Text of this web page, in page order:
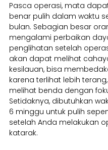
Pasca operasi, mata
benar pulih dalam waktu
bulan. Sebagian besar
mengalami perbaikan
penglihatan setelah
akan dapat melihat
kesilauan, bisa
karena terlihat lebih
melihat benda dengan
Setidaknya, dibutuhkan
6 minggu untuk pulih
setelah Anda melakukan
katarak.